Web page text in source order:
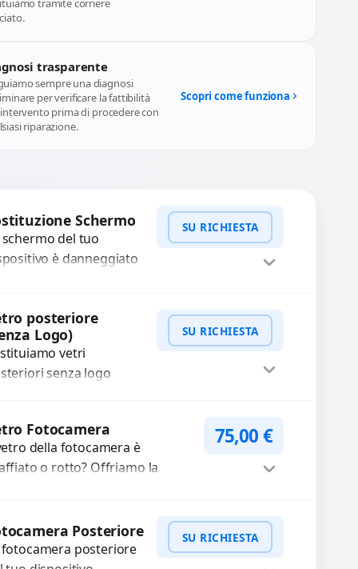
tramite corriere
trasparente
sempre una diagnosi
per verificare la fattibilità
prima di procedere con
riparazione.
Scopri come funziona
Schermo
schermo del tuo
è danneggiato
morti? Sostituiamo
completi...
SU RICHIESTA
Preventivo WhatsApp
posteriore
Logo)
vetri
senza logo
Ripristiniamo
del tuo
SU RICHIESTA
Preventivo
Fotocamera
della fotocamera è
o rotto? Offriamo la
75,00€
Posteriore
fotocamera posteriore
SU RICHIESTA